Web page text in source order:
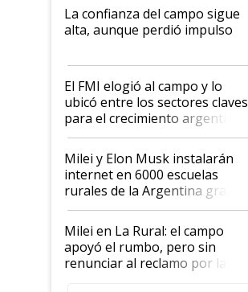
plata a un hijo para droga":
Juan Félix Rossetti, el libertario
que de una dura crisis salió
de Milei
La confianza del campo sigue
alta, aunque perdió impulso
El FMI elogió al campo y lo
ubicó entre los sectores claves
para el crecimiento argentino
Milei y Elon Musk instalarán
internet en 6000 escuelas
rurales de la Argentina gracias
a un acuerdo con Starlink
Milei en La Rural: el campo
apoyó el rumbo, pero sin
renunciar al reclamo por las